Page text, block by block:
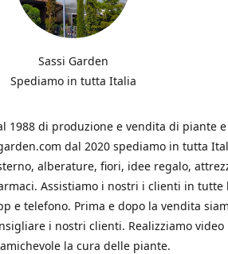
Sassi Garden
Spediamo in tutta Italia
1988 di produzione e vendita di piante
dal 2020 spediamo in tutta
alberature, fiori, idee regalo,
Assistiamo i nostri i clienti in tutte
e telefono. Prima e dopo la vendita
i nostri clienti. Realizziamo
la cura delle piante.